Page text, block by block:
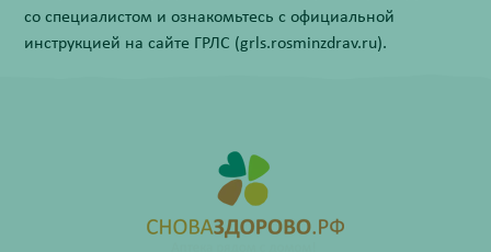
со специалистом и ознакомьтесь с официальной
инструкцией на сайте ГРЛС (grls.rosminzdrav.ru).